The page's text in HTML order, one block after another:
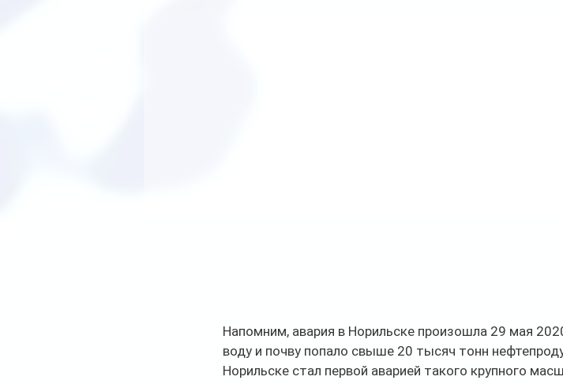
Напомним, авария в Норильске произошла 29 мая
воду и почву попало свыше 20 тысяч тонн
Норильске стал первой аварией такого крупного